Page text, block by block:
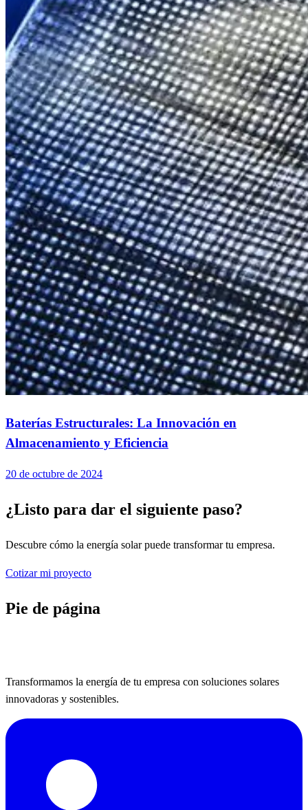
Baterías Estructurales: La Innovación en
Almacenamiento y Eficiencia
20 de octubre de 2024
¿Listo para dar el siguiente paso?
Descubre cómo la energía solar puede transformar tu empresa.
Cotizar mi proyecto
Pie de página
Transformamos la energía de tu empresa con soluciones solares
innovadoras y sostenibles.